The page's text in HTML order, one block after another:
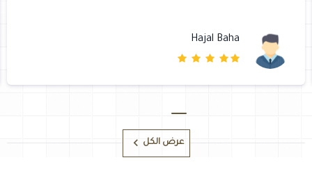
Hajal Baha
عرض الكل